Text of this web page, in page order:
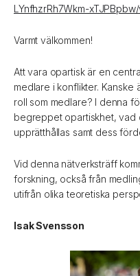
LYnfhzrRh7Wkm-
Varmt välkommen!
Att vara opartisk är en
medlare i konflikter.
roll som medlare? I denna
begreppet opartiskhet, vad
upprätthållas samt dess
Vid denna nätverksträff
forskning, också från
utifrån olika teoretiska
Isak Svensson